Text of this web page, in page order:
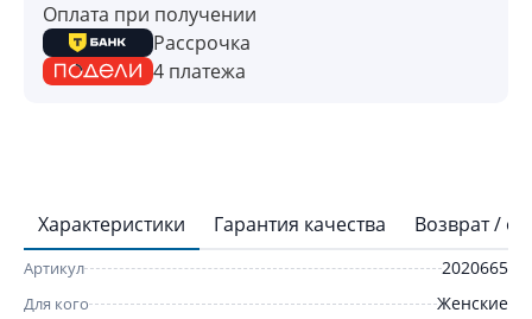
Оплата при получении
Рассрочка
4 платежа
Характеристики Гарантия качества Возврат /
Артикул 2020665
Для кого Женские